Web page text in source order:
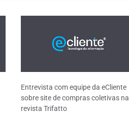
Entrevista com equipe da eCliente
sobre site de compras coletivas na
revista Trifatto